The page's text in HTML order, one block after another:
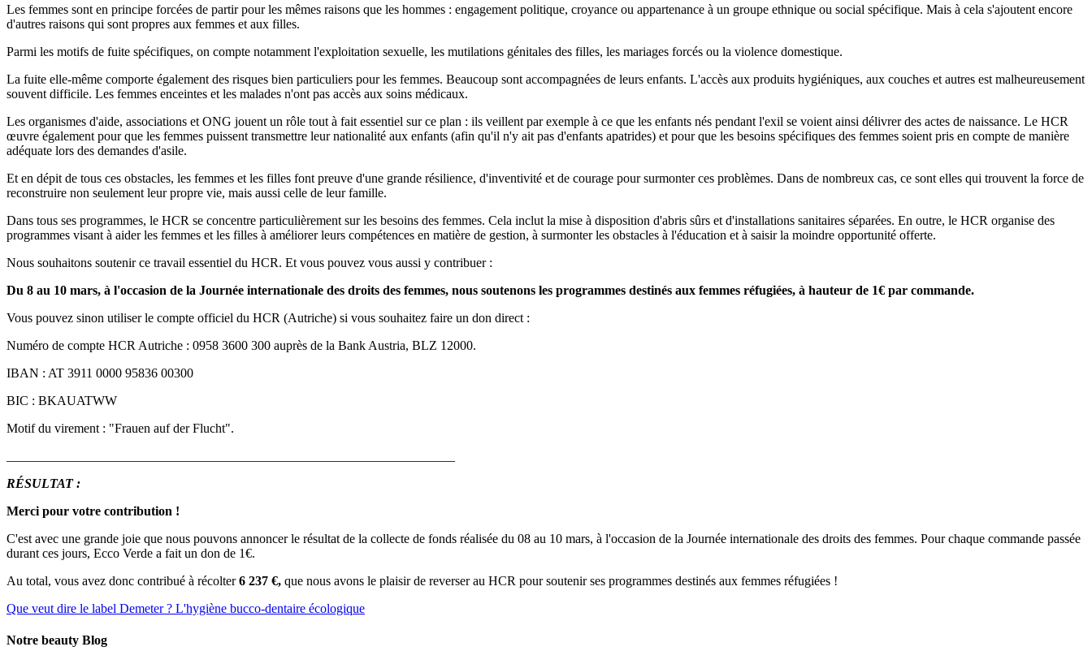
Les femmes sont en principe forcées de partir pour les mêmes raisons que les hommes : engagement politique, croyance ou appartenance à un groupe ethnique ou social spécifique. Mais à cela s'ajoutent encore
d'autres raisons qui sont propres aux femmes et aux filles.
Parmi les motifs de fuite spécifiques, on compte notamment l'exploitation sexuelle, les mutilations génitales des filles, les mariages forcés ou la violence domestique.
La fuite elle-même comporte également des risques bien particuliers pour les femmes. Beaucoup sont accompagnées de leurs enfants. L'accès aux produits hygiéniques, aux couches et autres est malheureusement
souvent difficile. Les femmes enceintes et les malades n'ont pas accès aux soins médicaux.
Les organismes d'aide, associations et ONG jouent un rôle tout à fait essentiel sur ce plan : ils veillent par exemple à ce que les enfants nés pendant l'exil se voient ainsi délivrer des actes de naissance. Le HCR
œuvre également pour que les femmes puissent transmettre leur nationalité aux enfants (afin qu'il n'y ait pas d'enfants apatrides) et pour que les besoins spécifiques des femmes soient pris en compte de manière
adéquate lors des demandes d'asile.
Et en dépit de tous ces obstacles, les femmes et les filles font preuve d'une grande résilience, d'inventivité et de courage pour surmonter ces problèmes. Dans de nombreux cas, ce sont elles qui trouvent la force de
reconstruire non seulement leur propre vie, mais aussi celle de leur famille.
Dans tous ses programmes, le HCR se concentre particulièrement sur les besoins des femmes. Cela inclut la mise à disposition d'abris sûrs et d'installations sanitaires séparées. En outre, le HCR organise des
programmes visant à aider les femmes et les filles à améliorer leurs compétences en matière de gestion, à surmonter les obstacles à l'éducation et à saisir la moindre opportunité offerte.
Nous souhaitons soutenir ce travail essentiel du HCR. Et vous pouvez vous aussi y contribuer :
Du 8 au 10 mars, à l'occasion de la Journée internationale des droits des femmes, nous soutenons les programmes destinés aux femmes réfugiées, à hauteur de 1€ par commande.
Vous pouvez sinon utiliser le compte officiel du HCR (Autriche) si vous souhaitez faire un don direct :
Numéro de compte HCR Autriche : 0958 3600 300 auprès de la Bank Austria, BLZ 12000.
IBAN : AT 3911 0000 95836 00300
BIC : BKAUATWW
Motif du virement : "Frauen auf der Flucht".
RÉSULTAT :
Merci pour votre contribution !
C'est avec une grande joie que nous pouvons annoncer le résultat de la collecte de fonds réalisée du 08 au 10 mars, à l'occasion de la Journée internationale des droits des femmes. Pour chaque commande passée
durant ces jours, Ecco Verde a fait un don de 1€.
Au total, vous avez donc contribué à récolter6 237 €, que nous avons le plaisir de reverser au HCR pour soutenir ses programmes destinés aux femmes réfugiées !
Que veut dire le label Demeter ? L'hygiène bucco-dentaire écologique
Notre beauty Blog